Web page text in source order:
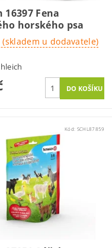
16397 Fena
horského psa
u dodavatele)
Kód: SCHL87859